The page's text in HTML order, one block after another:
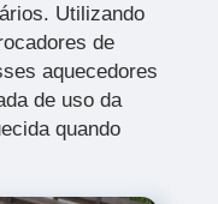
Utilizando
de
aquecedores
de uso da
quando